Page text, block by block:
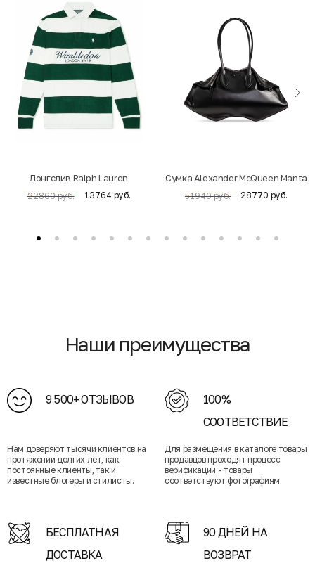
Лонгслив Ralph Lauren
22860 руб. 13764 руб.
Cумка Alexander McQueen Manta
51940 руб. 28770 руб.
Наши преимущества
9 500+ ОТЗЫВОВ
Нам доверяют тысячи клиентов на
протяжении долгих лет, как
постоянные клиенты, так и
известные блогеры и стилисты.
100%
СООТВЕТСТВИЕ
Для размещения в каталоге товары
продавцов проходят процесс
верификации - товары
соответствуют фотографиям.
БЕСПЛАТНАЯ
ДОСТАВКА
90 ДНЕЙ НА
ВОЗВРАТ